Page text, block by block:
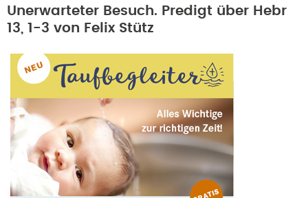
Unerwarteter Besuch. Predigt über Hebr
13, 1-3 von Felix Stütz